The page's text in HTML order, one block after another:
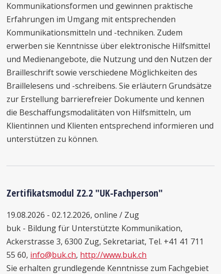
Kommunikationsformen und gewinnen praktische
Erfahrungen im Umgang mit entsprechenden
Kommunikationsmitteln und -techniken. Zudem
erwerben sie Kenntnisse über elektronische Hilfsmittel
und Medienangebote, die Nutzung und den Nutzen der
Brailleschrift sowie verschiedene Möglichkeiten des
Braillelesens und -schreibens. Sie erläutern Grundsätze
zur Erstellung barrierefreier Dokumente und kennen
die Beschaffungsmodalitäten von Hilfsmitteln, um
Klientinnen und Klienten entsprechend informieren und
unterstützen zu können.
Zertifikatsmodul Z2.2 "UK-Fachperson"
19.08.2026 - 02.12.2026, online / Zug
buk - Bildung für Unterstützte Kommunikation,
Ackerstrasse 3, 6300 Zug, Sekretariat, Tel. +41 41 711
55 60, info@buk.ch, http://www.buk.ch
Sie erhalten grundlegende Kenntnisse zum Fachgebiet